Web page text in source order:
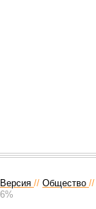
Версия // Общество //
6%